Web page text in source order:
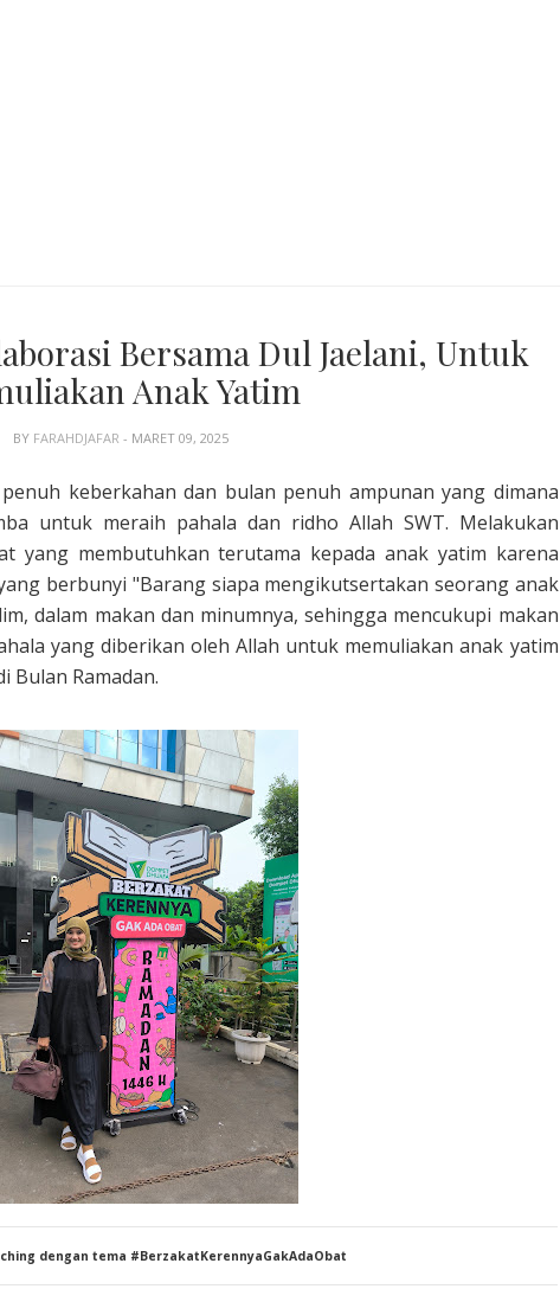
Bersama Dul Jaelani, Untuk
Anak Yatim
BY FARAHDJAFAR - MARET 09, 2025
keberkahan dan bulan penuh ampunan yang dimana
untuk meraih pahala dan ridho Allah SWT. Melakukan
yang membutuhkan terutama kepada anak yatim karena
berbunyi "Barang siapa mengikutsertakan seorang anak
dalam makan dan minumnya, sehingga mencukupi makan
yang diberikan oleh Allah untuk memuliakan anak yatim
Bulan Ramadan.
dengan tema #BerzakatKerennyaGakAdaObat